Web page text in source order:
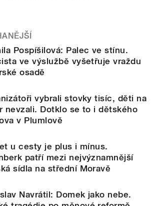
Pospíšilová: Palec ve stínu.
ve výslužbě vyšetřuje vraždu
osadě
vybrali stovky tisíc, děti na
nevzali. Dotklo se to i dětského
v Plumlově
u cesty je plus i mínus.
patří mezi nejvýznamnější
sídla na střední Moravě
Navrátil: Domek jako nebe.